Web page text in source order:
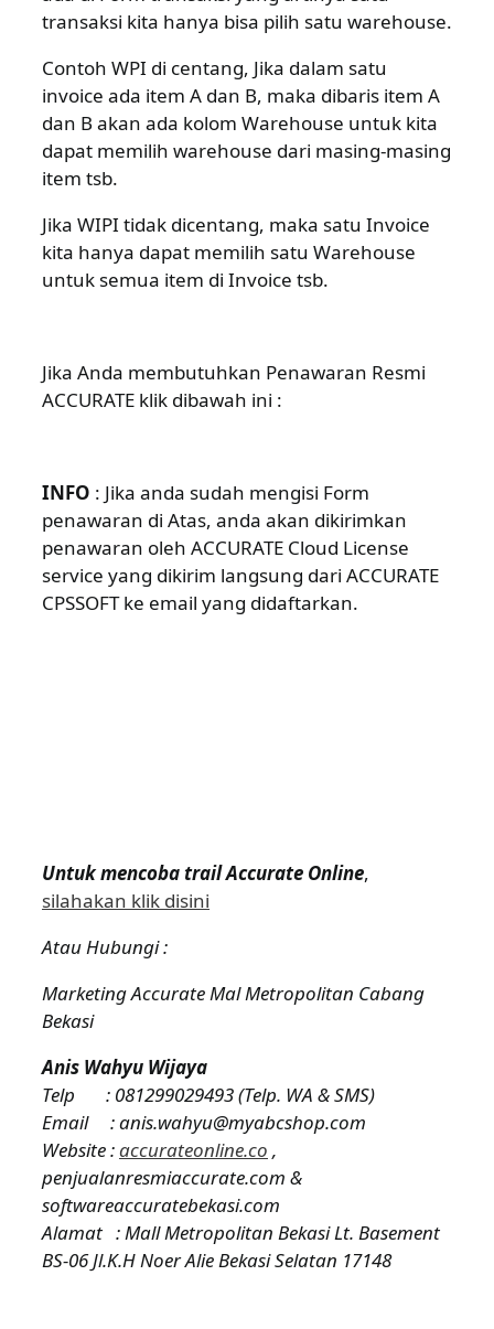
transaksi kita hanya bisa pilih satu warehouse.
Contoh WPI di centang, Jika dalam satu
invoice ada item A dan B, maka dibaris item A
dan B akan ada kolom Warehouse untuk kita
dapat memilih warehouse dari masing-masing
item tsb.
Jika WIPI tidak dicentang, maka satu Invoice
kita hanya dapat memilih satu Warehouse
untuk semua item di Invoice tsb.
Jika Anda membutuhkan Penawaran Resmi
ACCURATE klik dibawah ini :
INFO : Jika anda sudah mengisi Form
penawaran di Atas, anda akan dikirimkan
penawaran oleh ACCURATE Cloud License
service yang dikirim langsung dari ACCURATE
CPSSOFT ke email yang didaftarkan.
Untuk mencoba trail Accurate Online,
silahakan klik disini
Atau Hubungi :
Marketing Accurate Mal Metropolitan Cabang
Bekasi
Anis Wahyu Wijaya
Telp : 081299029493 (Telp. WA & SMS)
Email : anis.wahyu@myabcshop.com
Website :accurateonline.co ,
penjualanresmiaccurate.com &
softwareaccuratebekasi.com
Alamat : Mall Metropolitan Bekasi Lt. Basement
BS-06 Jl.K.H Noer Alie Bekasi Selatan 17148